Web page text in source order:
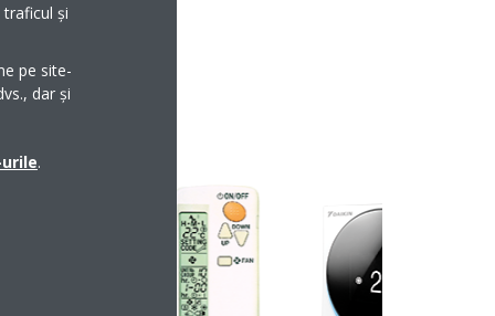
și
pe site-
dar și
.